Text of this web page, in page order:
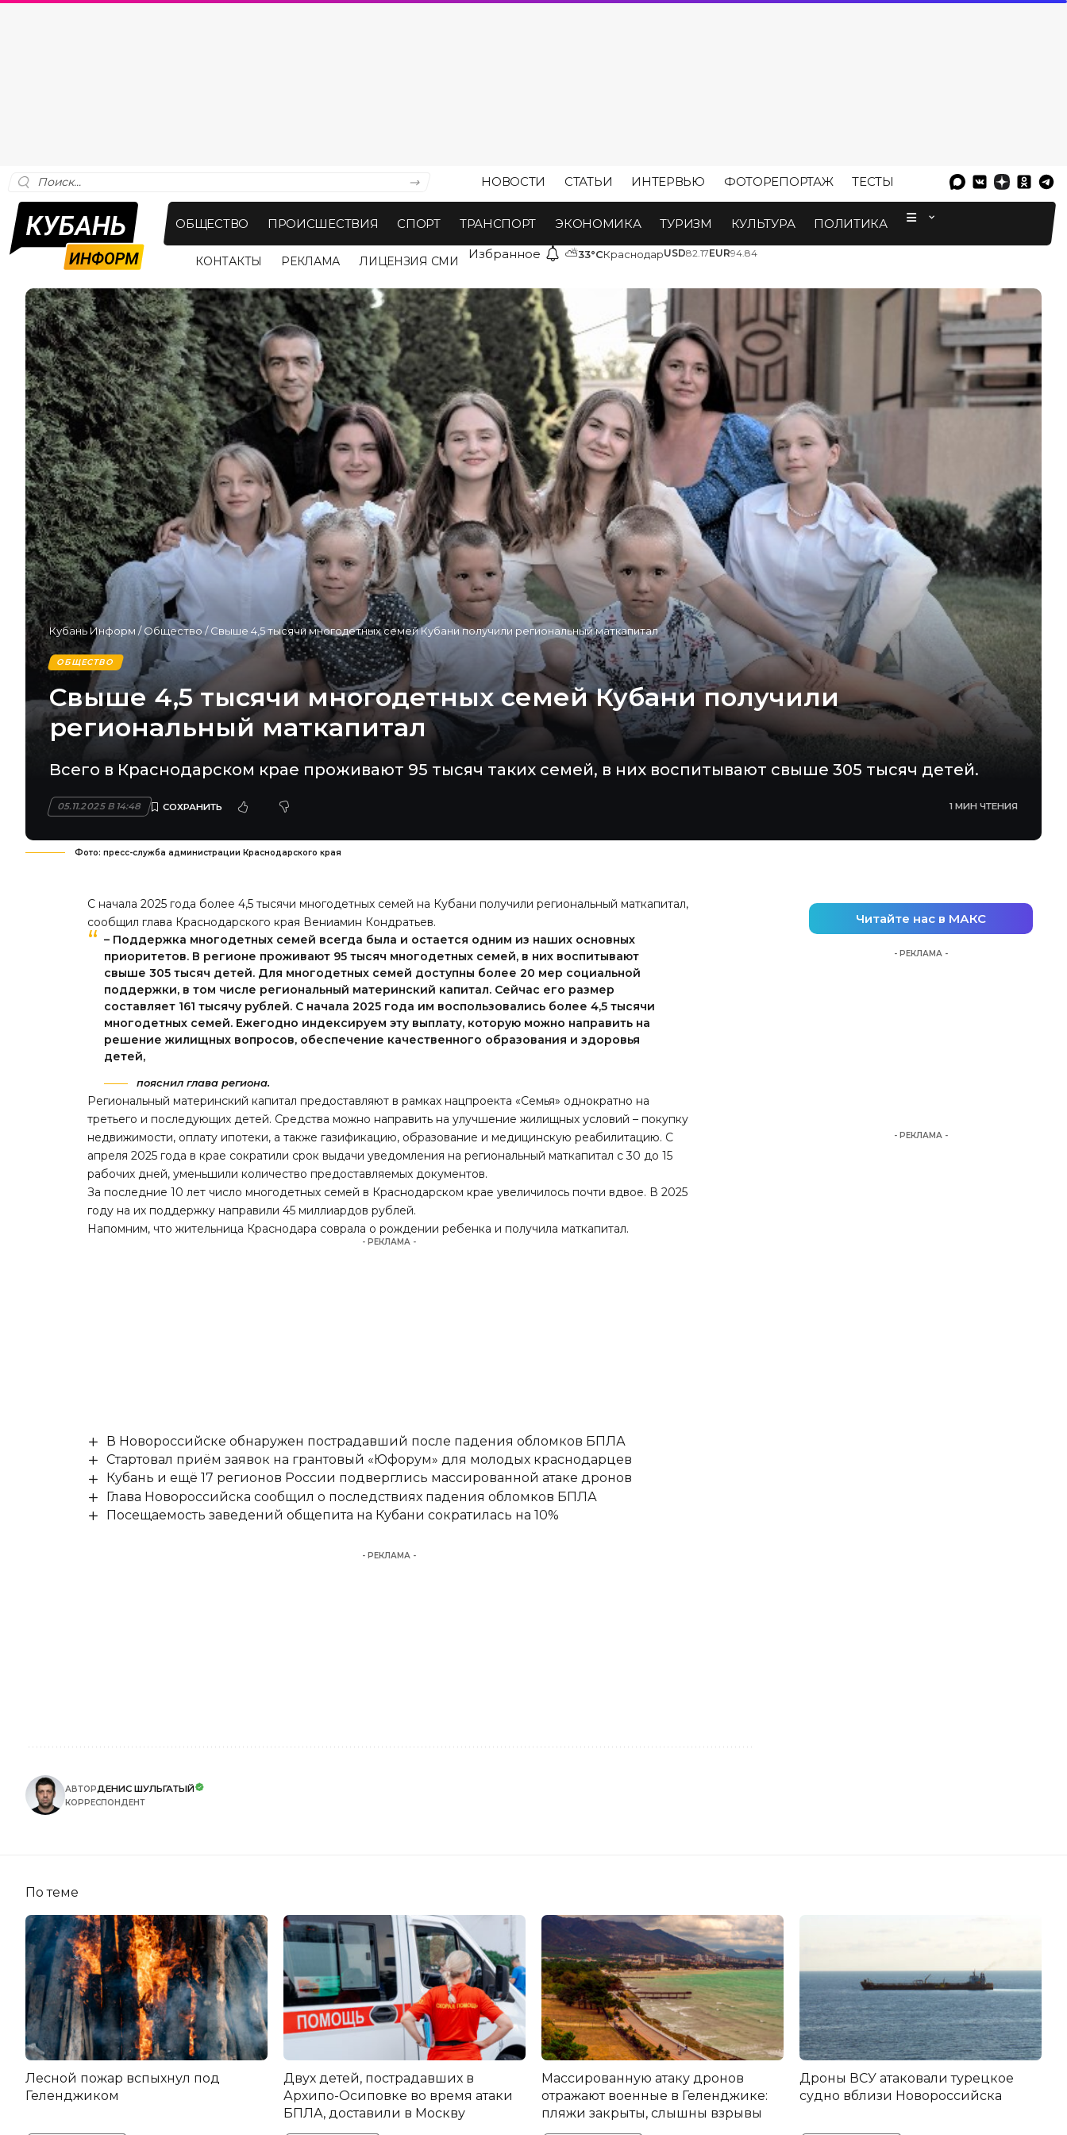
НОВОСТИ СТАТЬИ ИНТЕРВЬЮ ФОТОРЕПОРТАЖ ТЕСТЫ
ОБЩЕСТВО ПРОИСШЕСТВИЯ СПОРТ ТРАНСПОРТ ЭКОНОМИКА ТУРИЗМ КУЛЬТУРА ПОЛИТИКА
КОНТАКТЫ РЕКЛАМА ЛИЦЕНЗИЯ СМИ Избранное ⛅33°CКраснодарUSD82.17EUR94.84
Кубань Информ /Общество/Свыше 4,5 тысячи многодетных семей Кубани получили региональный маткапитал
ОБЩЕСТВО
Свыше 4,5 тысячи многодетных семей Кубани получили
региональный маткапитал
Всего в Краснодарском крае проживают 95 тысяч таких семей, в них воспитывают свыше 305 тысяч детей.
05.11.2025 В 14:48 1 МИН ЧТЕНИЯ
Фото: пресс-служба администрации Краснодарского края
С начала 2025 года более 4,5 тысячи многодетных семей на Кубани получили региональный маткапитал,
сообщил глава Краснодарского края Вениамин Кондратьев.
– Поддержка многодетных семей всегда была и остается одним из наших основных
приоритетов. В регионе проживают 95 тысяч многодетных семей, в них воспитывают
свыше 305 тысяч детей. Для многодетных семей доступны более 20 мер социальной
поддержки, в том числе региональный материнский капитал. Сейчас его размер
составляет 161 тысячу рублей. С начала 2025 года им воспользовались более 4,5 тысячи
многодетных семей. Ежегодно индексируем эту выплату, которую можно направить на
решение жилищных вопросов, обеспечение качественного образования и здоровья
детей,
пояснил глава региона.
Региональный материнский капитал предоставляют в рамках нацпроекта «Семья» однократно на
третьего и последующих детей. Средства можно направить на улучшение жилищных условий – покупку
недвижимости, оплату ипотеки, а также газификацию, образование и медицинскую реабилитацию. С
апреля 2025 года в крае сократили срок выдачи уведомления на региональный маткапитал с 30 до 15
рабочих дней, уменьшили количество предоставляемых документов.
За последние 10 лет число многодетных семей в Краснодарском крае увеличилось почти вдвое. В 2025
году на их поддержку направили 45 миллиардов рублей.
Напомним, что жительница Краснодара соврала о рождении ребенка и получила маткапитал.
- РЕКЛАМА -
В Новороссийске обнаружен пострадавший после падения обломков БПЛА
Стартовал приём заявок на грантовый «Юфорум» для молодых краснодарцев
Кубань и ещё 17 регионов России подверглись массированной атаке дронов
Глава Новороссийска сообщил о последствиях падения обломков БПЛА
Посещаемость заведений общепита на Кубани сократилась на 10%
- РЕКЛАМА -
АВТОРДЕНИС ШУЛЬГАТЫЙ
КОРРЕСПОНДЕНТ
Читайте нас в МАКС
- РЕКЛАМА -
- РЕКЛАМА -
По теме
Лесной пожар вспыхнул под
Геленджиком
Двух детей, пострадавших в
Архипо-Осиповке во время атаки
БПЛА, доставили в Москву
Массированную атаку дронов
отражают военные в Геленджике:
пляжи закрыты, слышны взрывы
Дроны ВСУ атаковали турецкое
судно вблизи Новороссийска